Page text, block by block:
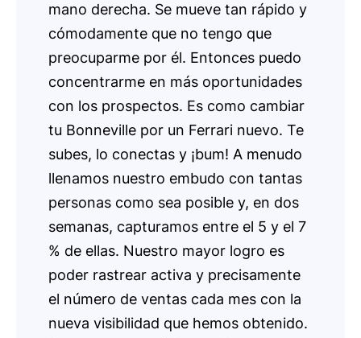
mano derecha. Se mueve tan rápido y
cómodamente que no tengo que
preocuparme por él. Entonces puedo
concentrarme en más oportunidades
con los prospectos. Es como cambiar
tu Bonneville por un Ferrari nuevo. Te
subes, lo conectas y ¡bum! A menudo
llenamos nuestro embudo con tantas
personas como sea posible y, en dos
semanas, capturamos entre el 5 y el 7
% de ellas. Nuestro mayor logro es
poder rastrear activa y precisamente
el número de ventas cada mes con la
nueva visibilidad que hemos obtenido.